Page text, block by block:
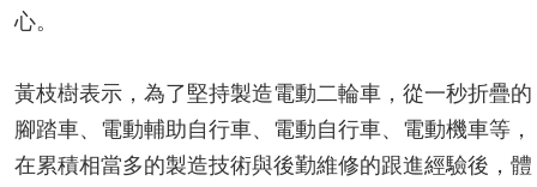
心。
黃枝樹表示，為了堅持製造電動二輪車，從一秒折疊的
腳踏車、電動輔助自行車、電動自行車、電動機車等，
在累積相當多的製造技術與後勤維修的跟進經驗後，體